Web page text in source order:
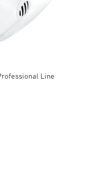
Line